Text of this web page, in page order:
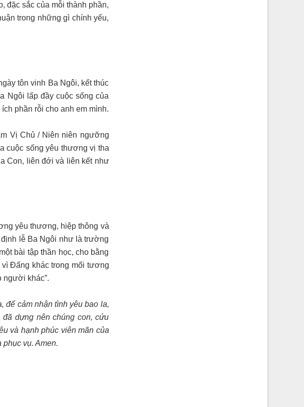
đặc sắc của mỗi thành phần,
trong những gì chính yếu,
tôn vinh Ba Ngôi, kết thúc
Ngôi lấp đầy cuộc sống của
phần rỗi cho anh em mình.
Vị Chủ / Niên niên ngưỡng
cuộc sống yêu thương vị tha
Con, liên đới và liên kết như
yêu thương, hiệp thông và
lễ Ba Ngôi như là trường
bài tập thần học, cho bằng
vì Đấng khác trong mối tương
người khác”.
để cảm nhận tình yêu bao la,
dựng nên chúng con, cứu
và hạnh phúc viên mãn của
vụ. Amen.